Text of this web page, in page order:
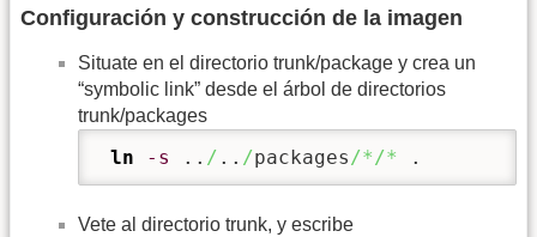
Configuración y construcción de la imagen
Situate en el directorio trunk/package y crea un
“symbolic link” desde el árbol de directorios
trunk/packages
ln -s .. / .. /packages /*/* .
Vete al directorio trunk, y escribe